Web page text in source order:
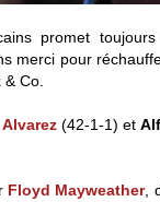
promet
merci pour
& Co.
(42-1-1) et
Floyd Mayweather,